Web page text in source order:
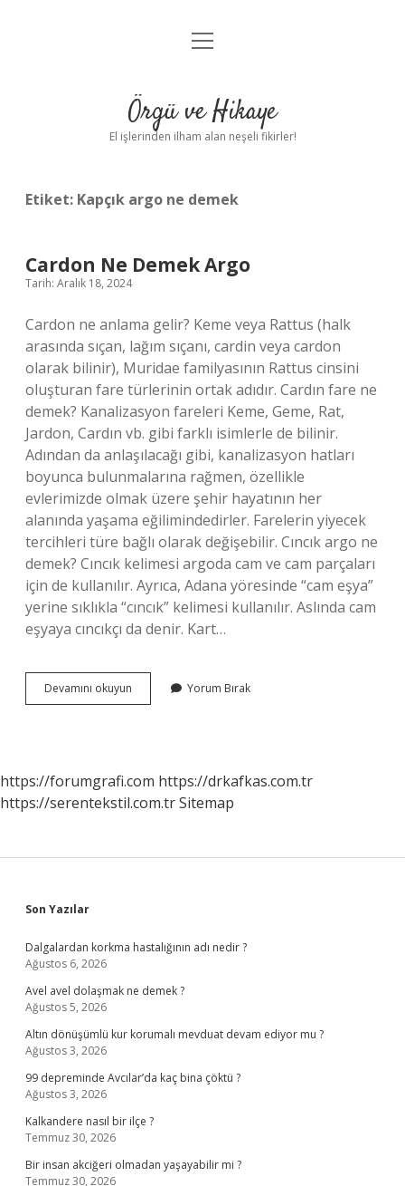
Anasayfa
Yasal Uyarı
menüyü
Örgü ve Hikaye
El işlerinden ilham alan neşeli fikirler!
Etiket: Kapçık argo ne demek
Cardon Ne Demek Argo
Tarih: Aralık 18, 2024
Cardon ne anlama gelir? Keme veya Rattus (halk
arasında sıçan, lağım sıçanı, cardin veya cardon
olarak bilinir), Muridae familyasının Rattus cinsini
oluşturan fare türlerinin ortak adıdır. Cardın fare ne
demek? Kanalizasyon fareleri Keme, Geme, Rat,
Jardon, Cardın vb. gibi farklı isimlerle de bilinir.
Adından da anlaşılacağı gibi, kanalizasyon hatları
boyunca bulunmalarına rağmen, özellikle
evlerimizde olmak üzere şehir hayatının her
alanında yaşama eğilimindedirler. Farelerin yiyecek
tercihleri ​​türe bağlı olarak değişebilir. Cıncık argo ne
demek? Cıncık kelimesi argoda cam ve cam parçaları
için de kullanılır. Ayrıca, Adana yöresinde “cam eşya”
yerine sıklıkla “cıncık” kelimesi kullanılır. Aslında cam
eşyaya cıncıkçı da denir. Kart…
Devamını okuyun
Ne
Yorum Bırak
https://forumgrafi.com https://drkafkas.com.tr
https://serentekstil.com.trSitemap
Sidebar
Son Yazılar
Dalgalardan korkma hastalığının adı nedir ?
Ağustos 6, 2026
Avel avel dolaşmak ne demek ?
Ağustos 5, 2026
Altın dönüşümlü kur korumalı mevduat devam ediyor mu ?
Ağustos 3, 2026
99 depreminde Avcılar’da kaç bina çöktü ?
Ağustos 3, 2026
Kalkandere nasıl bir ilçe ?
Temmuz 30, 2026
Bir insan akciğeri olmadan yaşayabilir mi ?
Temmuz 30, 2026